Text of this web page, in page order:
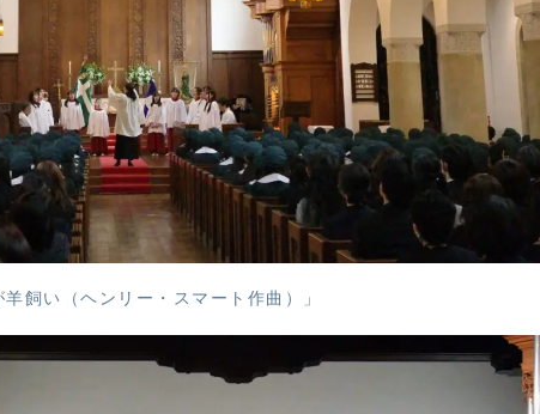
飼い（ヘンリー・スマート作曲）」